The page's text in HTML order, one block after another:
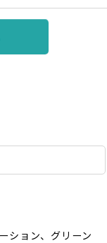
ション、グリーン